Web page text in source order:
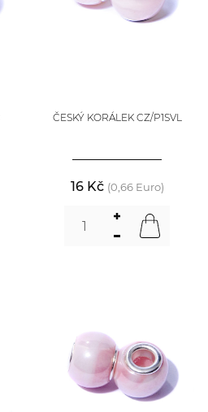
ČESKÝ KORÁLEK CZ/P1SVL
16 Kč (0,66 Euro)